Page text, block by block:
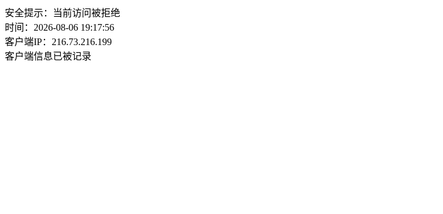
安全提示：当前访问被拒绝
时间：2026-08-06 19:17:56
客户端IP：216.73.216.199
客户端信息已被记录